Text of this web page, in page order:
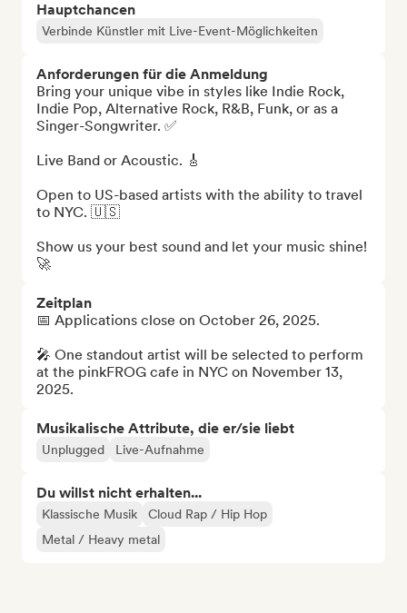
Hauptchancen
Verbinde Künstler mit Live-Event-Möglichkeiten
Anforderungen für die Anmeldung
Bring your unique vibe in styles like Indie Rock,
Indie Pop, Alternative Rock, R&B, Funk, or as a
Singer-Songwriter. ✅
Live Band or Acoustic. 🎸
Open to US-based artists with the ability to travel
to NYC. 🇺🇸
Show us your best sound and let your music shine!
🚀
Zeitplan
📅 Applications close on October 26, 2025.
🎤 One standout artist will be selected to perform
at the pinkFROG cafe in NYC on November 13,
2025.
Musikalische Attribute, die er/sie liebt
Unplugged Live-Aufnahme
Du willst nicht erhalten...
Klassische Musik
Cloud Rap / Hip Hop
Metal / Heavy metal